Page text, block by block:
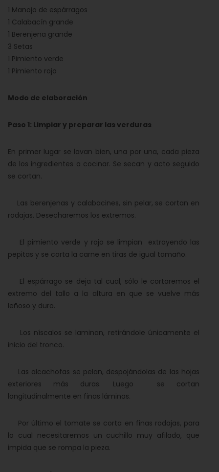
1 Manojo de espárragos
1 Calabacín grande
1 Berenjena grande
3 Setas
1 Pimiento verde
1 Pimiento rojo
Modo de elaboración
Paso 1: Limpiar y preparar las verduras
En primer lugar se lavan bien, una por una, cada pieza
de los ingredientes a cocinar. Se secan y acto seguido
se cortan.
Las berenjenas y calabacines, sin pelar, se cortan en
rodajas. Desecharemos los extremos.
El pimiento verde y rojo se limpian extrayendo las
pepitas y se corta la carne en tiras de igual tamaño.
El espárrago se deja tal cual, sólo le cortaremos el
extremo del tallo a la altura en que se vuelve más
leñoso y duro.
Los níscalos se laminan, retirándole únicamente el
inicio del tronco.
Las alcachofas se pelan, despojándolas de las hojas
exteriores más duras. Luego se cortan
longitudinalmente en finas láminas.
Por último el tomate se corta en finas rodajas, para
lo cual necesitaremos un cuchillo muy afilado, que
impida que se rompa la pieza.